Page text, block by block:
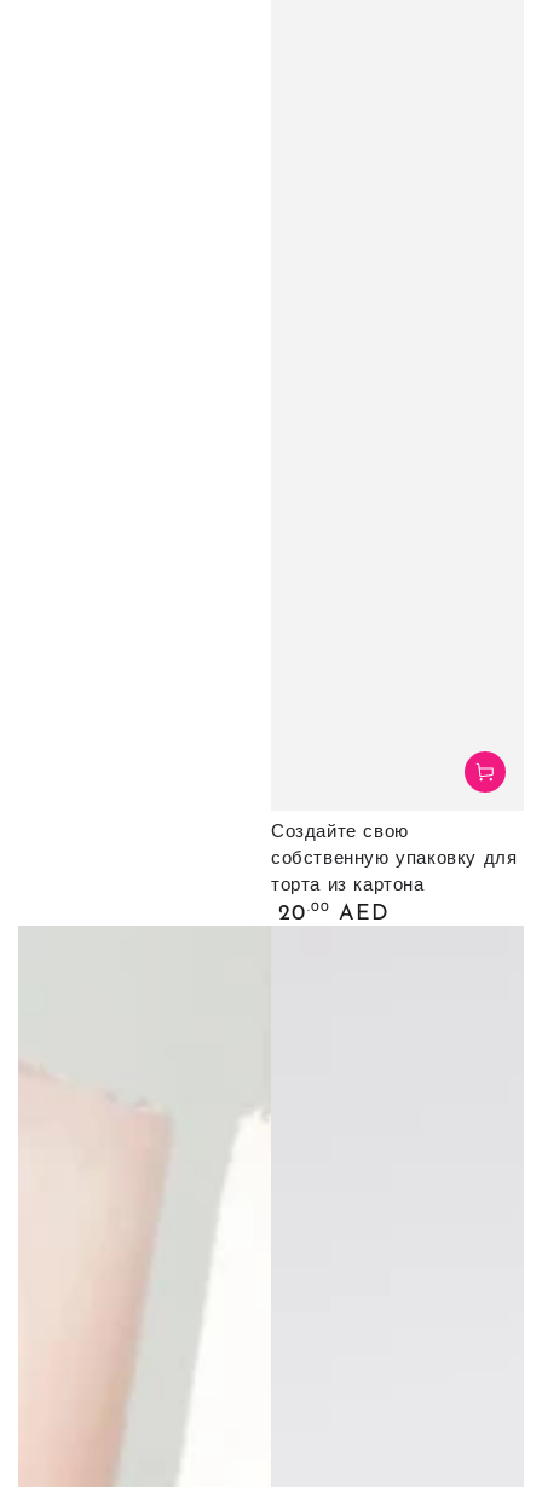
Создайте свою
собственную упаковку для
торта из картона
Обычная
цена
20.00 AED